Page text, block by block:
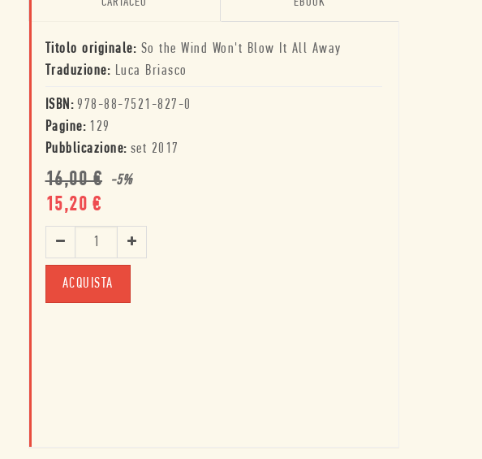
Titolo originale: So the Wind Won't Blow It All Away
Traduzione: Luca Briasco
ISBN: 978-88-7521-827-0
Pagine: 129
Pubblicazione: set 2017
16,00€ -5%
15,20 €
ACQUISTA